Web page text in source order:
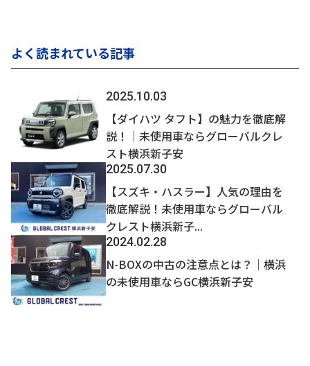
よく読まれている記事
2025.10.03
【ダイハツ タフト】の魅力を徹底解
説！｜未使用車ならグローバルクレ
スト横浜新子安
2025.07.30
【スズキ・ハスラー】人気の理由を
徹底解説！未使用車ならグローバル
クレスト横浜新子...
2024.02.28
N-BOXの中古の注意点とは？｜横浜
の未使用車ならGC横浜新子安